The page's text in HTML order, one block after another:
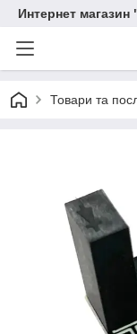
Интернет магазин
Товари та